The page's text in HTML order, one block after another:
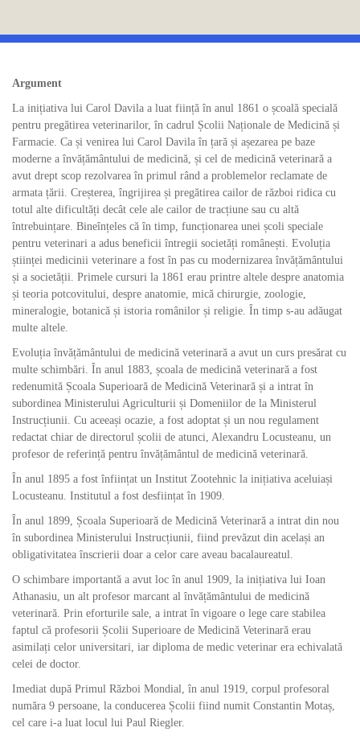
Argument
La inițiativa lui Carol Davila a luat ființă în anul 1861 o școală specială
pentru pregătirea veterinarilor, în cadrul Școlii Naționale de Medicină și
Farmacie. Ca și venirea lui Carol Davila în țară și așezarea pe baze
moderne a învățământului de medicină, și cel de medicină veterinară a
avut drept scop rezolvarea în primul rând a problemelor reclamate de
armata țării. Creșterea, îngrijirea și pregătirea cailor de război ridica cu
totul alte dificultăți decât cele ale cailor de tracțiune sau cu altă
întrebuințare. Bineînțeles că în timp, funcționarea unei școli speciale
pentru veterinari a adus beneficii întregii societăți românești. Evoluția
științei medicinii veterinare a fost în pas cu modernizarea învățământului
și a societății. Primele cursuri la 1861 erau printre altele despre anatomia
și teoria potcovitului, despre anatomie, mică chirurgie, zoologie,
mineralogie, botanică și istoria românilor și religie. În timp s-au adăugat
multe altele.
Evoluția învățământului de medicină veterinară a avut un curs presărat cu
multe schimbări. În anul 1883, școala de medicină veterinară a fost
redenumită Școala Superioară de Medicină Veterinară și a intrat în
subordinea Ministerului Agriculturii și Domeniilor de la Ministerul
Instrucțiunii. Cu aceeași ocazie, a fost adoptat și un nou regulament
redactat chiar de directorul școlii de atunci, Alexandru Locusteanu, un
profesor de referință pentru învățământul de medicină veterinară.
În anul 1895 a fost înființat un Institut Zootehnic la inițiativa aceluiași
Locusteanu. Institutul a fost desființat în 1909.
În anul 1899, Școala Superioară de Medicină Veterinară a intrat din nou
în subordinea Ministerului Instrucțiunii, fiind prevăzut din același an
obligativitatea înscrierii doar a celor care aveau bacalaureatul.
O schimbare importantă a avut loc în anul 1909, la inițiativa lui Ioan
Athanasiu, un alt profesor marcant al învățământului de medicină
veterinară. Prin eforturile sale, a intrat în vigoare o lege care stabilea
faptul că profesorii Școlii Superioare de Medicină Veterinară erau
asimilați celor universitari, iar diploma de medic veterinar era echivalată
celei de doctor.
Imediat după Primul Război Mondial, în anul 1919, corpul profesoral
număra 9 persoane, la conducerea Școlii fiind numit Constantin Motaș,
cel care i-a luat locul lui Paul Riegler.